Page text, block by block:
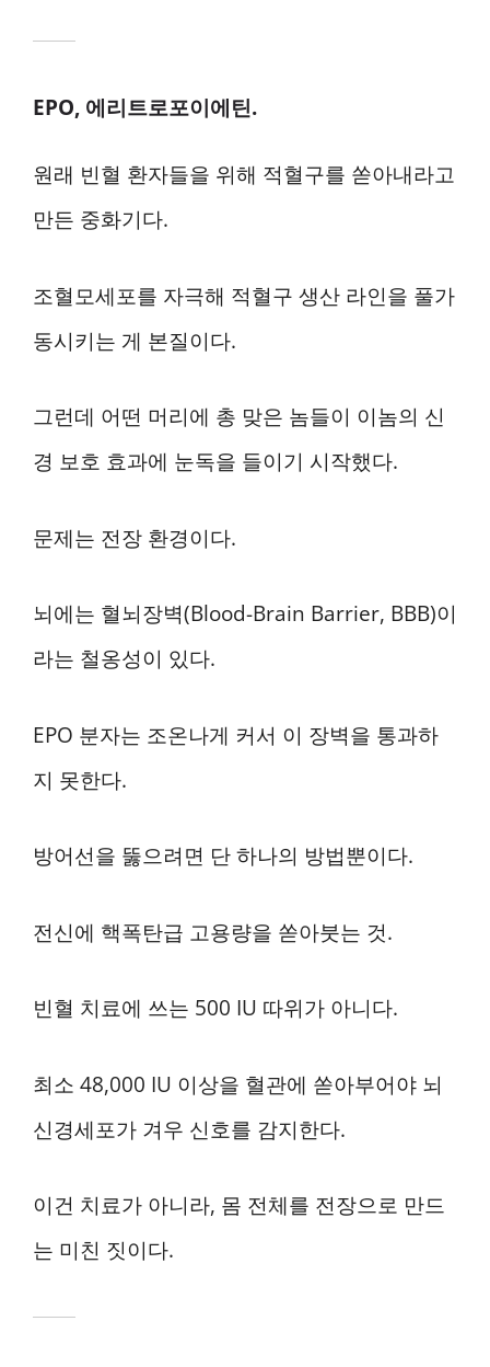
EPO, 에리트로포이에틴.
원래 빈혈 환자들을 위해 적혈구를 쏟아내라고
만든 중화기다.
조혈모세포를 자극해 적혈구 생산 라인을 풀가
동시키는 게 본질이다.
그런데 어떤 머리에 총 맞은 놈들이 이놈의 신
경 보호 효과에 눈독을 들이기 시작했다.
문제는 전장 환경이다.
뇌에는 혈뇌장벽(Blood-Brain Barrier, BBB)이
라는 철옹성이 있다.
EPO 분자는 조온나게 커서 이 장벽을 통과하
지 못한다.
방어선을 뚫으려면 단 하나의 방법뿐이다.
전신에 핵폭탄급 고용량을 쏟아붓는 것.
빈혈 치료에 쓰는 500 IU 따위가 아니다.
최소 48,000 IU 이상을 혈관에 쏟아부어야 뇌
신경세포가 겨우 신호를 감지한다.
이건 치료가 아니라, 몸 전체를 전장으로 만드
는 미친 짓이다.